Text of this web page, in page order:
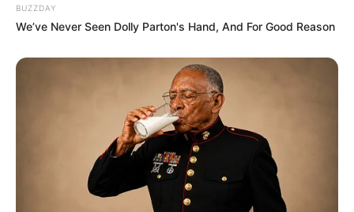
BUZZDAY
We’ve Never Seen Dolly Parton's Hand, And For Good Reason